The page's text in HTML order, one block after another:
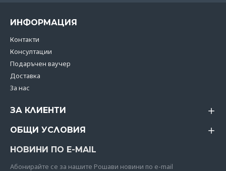
ИНФОРМАЦИЯ
Контакти
Консултации
Подаръчен ваучер
Доставка
За нас
ЗА КЛИЕНТИ
ОБЩИ УСЛОВИЯ
НОВИНИ ПО E-MAIL
Абoнирайте се за нашите Рошави новини по e-mail